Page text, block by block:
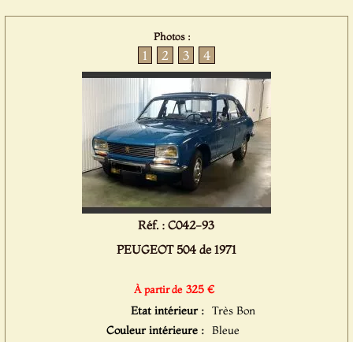
Photos :
1 2 3 4
Réf. : C042-93
PEUGEOT 504 de 1971
À partir de 325 €
Etat intérieur : Très Bon
Couleur intérieure : Bleue